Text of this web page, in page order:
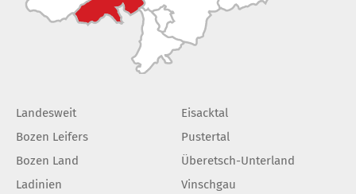
Landesweit
Bozen Leifers
Bozen Land
Ladinien
Eisacktal
Pustertal
Überetsch-Unterland
Vinschgau